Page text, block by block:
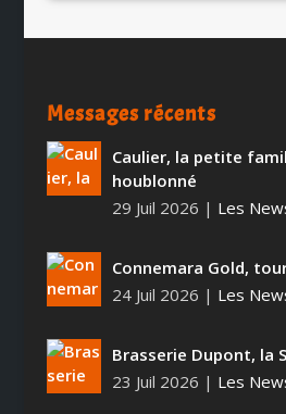
Messages récents
Caulier, la petite
houblonné
29 Juil 2026 | Les
Connemara Gold,
24 Juil 2026 | Les
Brasserie Dupont, la
23 Juil 2026 | Les